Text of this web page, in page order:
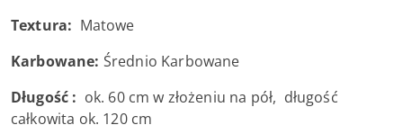
Textura: Matowe
Karbowane: Średnio Karbowane
Długość : ok. 60 cm w złożeniu na pół, długość
całkowita ok. 120 cm